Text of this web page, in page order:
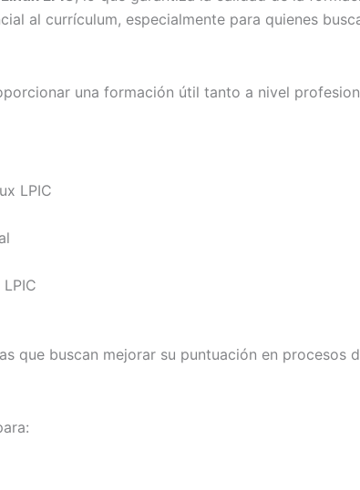
al currículum, especialmente para quienes
una formación útil tanto a nivel
LPIC
que buscan mejorar su puntuación en procesos